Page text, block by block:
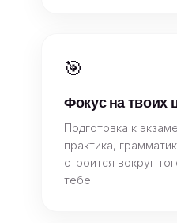
🎯
Фокус на твоих
Подготовка к
практика,
строится вокруг
тебе.